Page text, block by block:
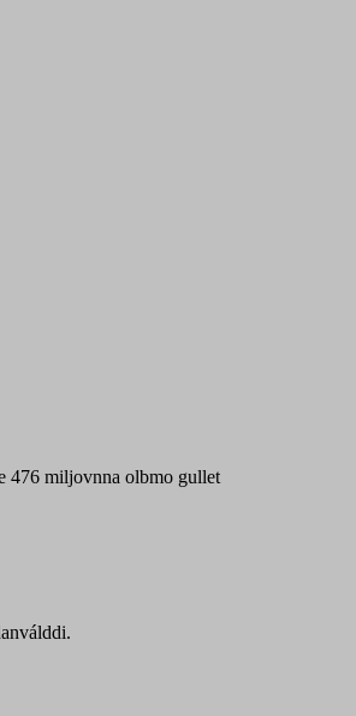
476 miljovnna olbmo gullet